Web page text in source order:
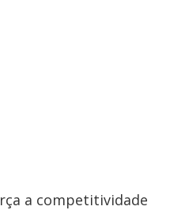
a competitividade